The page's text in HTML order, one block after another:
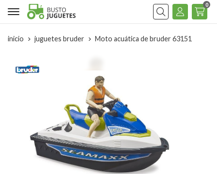
Buscar
0
inicio juguetes bruder Moto acuática de bruder 63151